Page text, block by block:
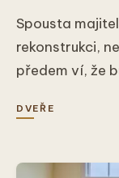
Spousta
rekonstrukci,
předem ví, že
DVEŘE